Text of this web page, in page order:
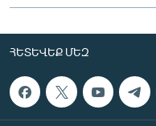
ՀԵՏԵՎԵՔ ՄԵԶ